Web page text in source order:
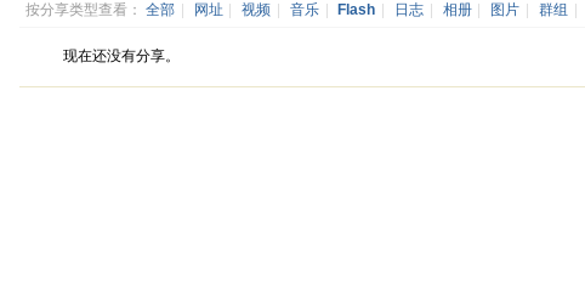
按分享类型查看： 全部 网址 视频 音乐 Flash 日志 相册 图片 群组
现在还没有分享。